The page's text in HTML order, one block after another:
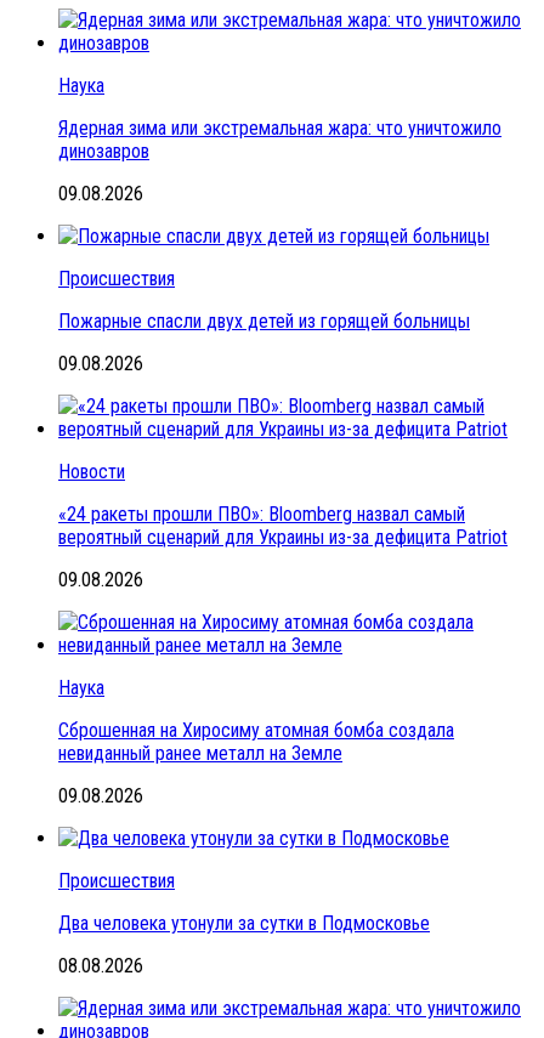
Наука
Ядерная зима или экстремальная жара: что уничтожило
динозавров
09.08.2026
Происшествия
Пожарные спасли двух детей из горящей больницы
09.08.2026
Новости
«24 ракеты прошли ПВО»: Bloomberg назвал самый
вероятный сценарий для Украины из-за дефицита Patriot
09.08.2026
Наука
Сброшенная на Хиросиму атомная бомба создала
невиданный ранее металл на Земле
09.08.2026
Происшествия
Два человека утонули за сутки в Подмосковье
08.08.2026